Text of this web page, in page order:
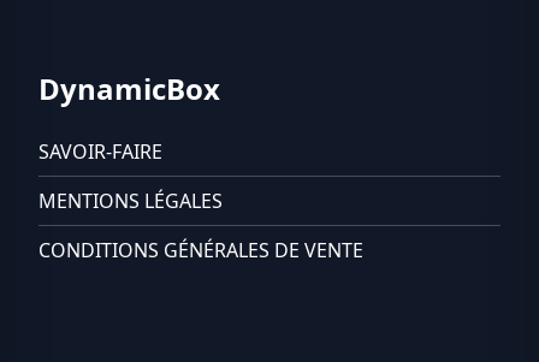
DynamicBox
SAVOIR-FAIRE
MENTIONS LÉGALES
CONDITIONS GÉNÉRALES DE VENTE